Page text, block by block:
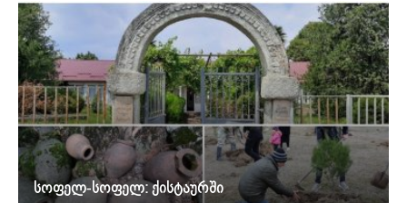
სოფელ-სოფელ: ქისტაურში